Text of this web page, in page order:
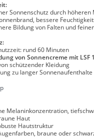
Sonnenschutz durch höheren
bessere
Bildung von Falten und
rund 60 Minuten
von Sonnencreme mit LSF
schützender Kleidung
zu langer Sonnenaufenthalte
Melaninkonzentration,
Haut
Hautstruktur
braune oder